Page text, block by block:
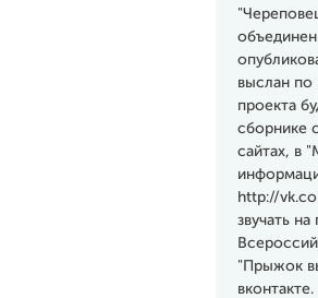
выслан по
проекта
сборнике
сайтах, в
http://
звучать на
"Прыжок
вконтакте.